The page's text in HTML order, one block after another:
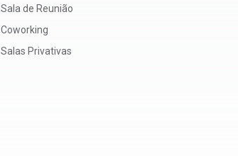
Sala de Reunião
Coworking
Salas Privativas